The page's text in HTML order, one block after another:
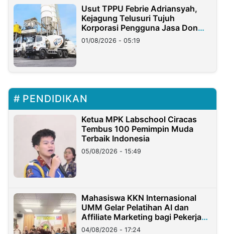
Usut TPPU Febrie Adriansyah,
Kejagung Telusuri Tujuh
Korporasi Pengguna Jasa Don
Ritto
01/08/2026 - 05:19
PENDIDIKAN
Ketua MPK Labschool Ciracas
Tembus 100 Pemimpin Muda
Terbaik Indonesia
05/08/2026 - 15:49
Mahasiswa KKN Internasional
UMM Gelar Pelatihan AI dan
Affiliate Marketing bagi Pekerja
Migran Indonesia di Taiwan
04/08/2026 - 17:24